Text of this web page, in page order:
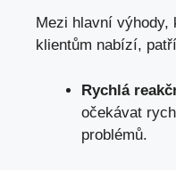
Mezi hlavní výhody,
⁢klientům ‍nabízí,
Rychlá
‌očekávat
problémů.